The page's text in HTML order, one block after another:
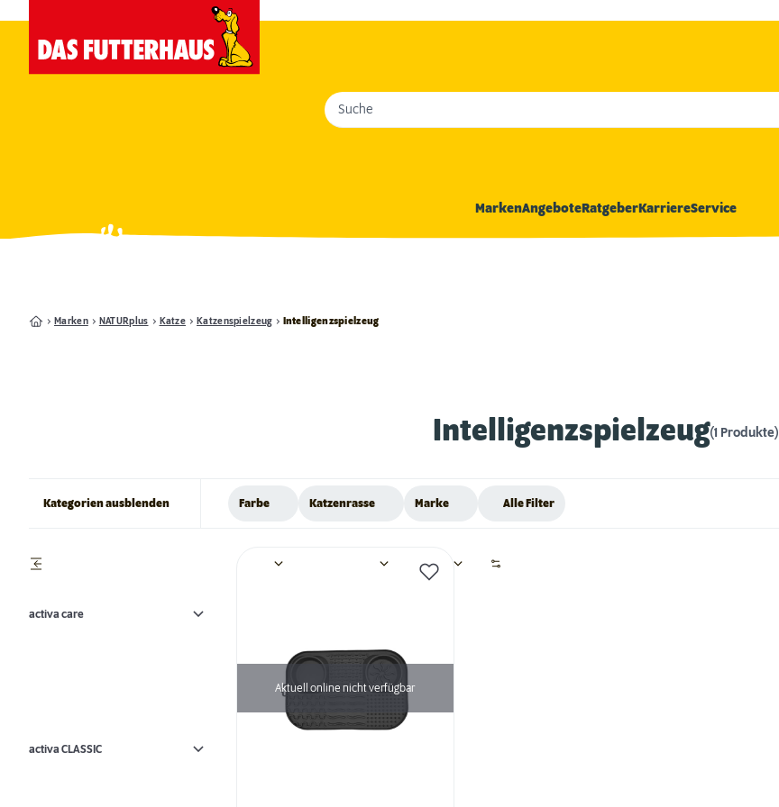
Suche
MarkenAngeboteRatgeberKarriereService
Marken NATURplus Katze Katzenspielzeug Intelligenzspielzeug
Intelligenzspielzeug(1 Produkte)
Kategorien ausblenden Farbe Katzenrasse Marke Alle Filter
activa care
activa CLASSIC
Aktuell online nicht verfügbar